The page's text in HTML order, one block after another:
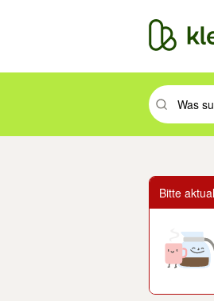
Suchbegriff
Bitte